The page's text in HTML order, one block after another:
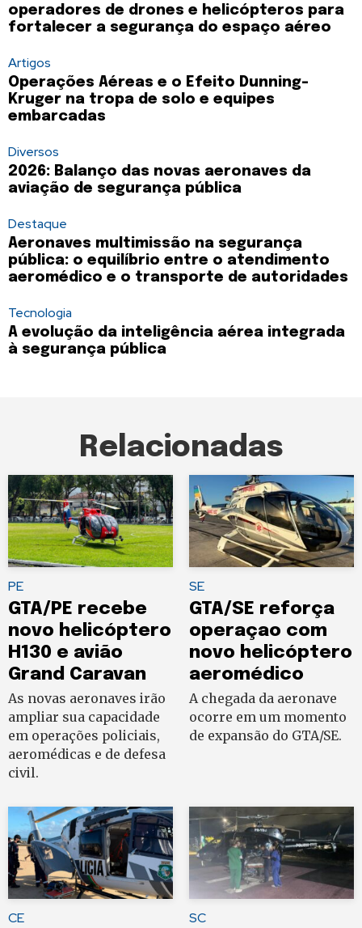
operadores de drones e helicópteros para
fortalecer a segurança do espaço aéreo
Artigos
Operações Aéreas e o Efeito Dunning-
Kruger na tropa de solo e equipes
embarcadas
Diversos
2026: Balanço das novas aeronaves da
aviação de segurança pública
Destaque
Aeronaves multimissão na segurança
pública: o equilíbrio entre o atendimento
aeromédico e o transporte de autoridades
Tecnologia
A evolução da inteligência aérea integrada
à segurança pública
Relacionadas
PE
GTA/PE recebe
novo helicóptero
H130 e avião
Grand Caravan
As novas aeronaves irão
ampliar sua capacidade
em operações policiais,
aeromédicas e de defesa
civil.
SE
GTA/SE reforça
operaçao com
novo helicóptero
aeromédico
A chegada da aeronave
ocorre em um momento
de expansão do GTA/SE.
CE SC